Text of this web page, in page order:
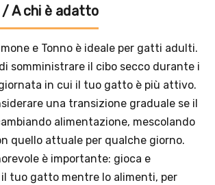
/ A chi è adatto
e Tonno è ideale per gatti adulti.
somministrare il cibo secco durante i
in cui il tuo gatto è più attivo.
una transizione graduale se il
alimentazione, mescolando
quello attuale per qualche giorno.
è importante: gioca e
tuo gatto mentre lo alimenti, per
InPost.
viene spedito tramite InPost (non più
carrello spedito con InPost non può superare 25
i prodotti Platinum